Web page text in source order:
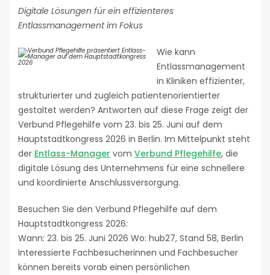
Digitale Lösungen für ein effizienteres
Entlassmanagement im Fokus
Wie kann
Entlassmanagement
in Kliniken effizienter,
strukturierter und zugleich patientenorientierter
gestaltet werden? Antworten auf diese Frage zeigt der
Verbund Pflegehilfe vom 23. bis 25. Juni auf dem
Hauptstadtkongress 2026 in Berlin. Im Mittelpunkt steht
der Entlass-Manager vom Verbund Pflegehilfe, die
digitale Lösung des Unternehmens für eine schnellere
und koordinierte Anschlussversorgung.
Besuchen Sie den Verbund Pflegehilfe auf dem
Hauptstadtkongress 2026:
Wann: 23. bis 25. Juni 2026 Wo: hub27, Stand 58, Berlin
Interessierte Fachbesucherinnen und Fachbesucher
können bereits vorab einen persönlichen